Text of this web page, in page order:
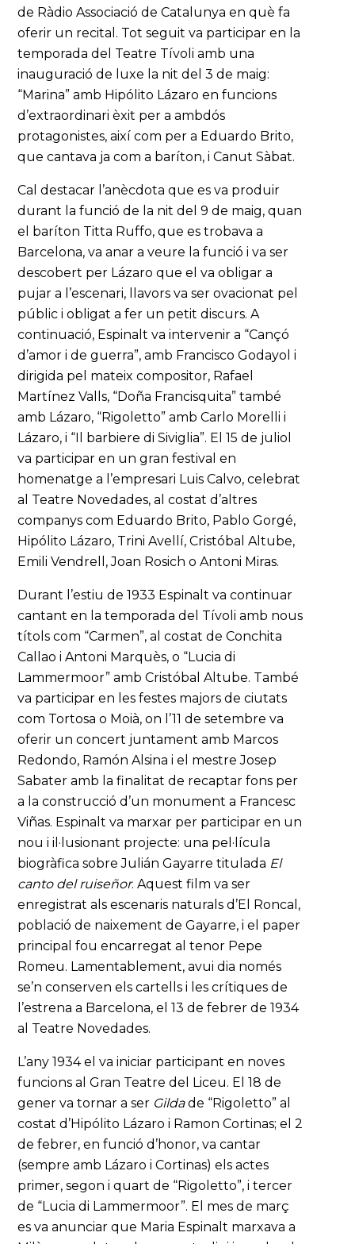
de Ràdio Associació de Catalunya en què fa
oferir un recital. Tot seguit va participar en la
temporada del Teatre Tívoli amb una
inauguració de luxe la nit del 3 de maig:
“Marina” amb Hipólito Lázaro en funcions
d’extraordinari èxit per a ambdós
protagonistes, així com per a Eduardo Brito,
que cantava ja com a baríton, i Canut Sàbat.
Cal destacar l’anècdota que es va produir
durant la funció de la nit del 9 de maig, quan
el baríton Titta Ruffo, que es trobava a
Barcelona, va anar a veure la funció i va ser
descobert per Lázaro que el va obligar a
pujar a l’escenari, llavors va ser ovacionat pel
públic i obligat a fer un petit discurs. A
continuació, Espinalt va intervenir a “Cançó
d’amor i de guerra”, amb Francisco Godayol i
dirigida pel mateix compositor, Rafael
Martínez Valls, “Doña Francisquita” també
amb Lázaro, “Rigoletto” amb Carlo Morelli i
Lázaro, i “Il barbiere di Siviglia”. El 15 de juliol
va participar en un gran festival en
homenatge a l’empresari Luis Calvo, celebrat
al Teatre Novedades, al costat d’altres
companys com Eduardo Brito, Pablo Gorgé,
Hipólito Lázaro, Trini Avellí, Cristóbal Altube,
Emili Vendrell, Joan Rosich o Antoni Miras.
Durant l’estiu de 1933 Espinalt va continuar
cantant en la temporada del Tívoli amb nous
títols com “Carmen”, al costat de Conchita
Callao i Antoni Marquès, o “Lucia di
Lammermoor” amb Cristóbal Altube. També
va participar en les festes majors de ciutats
com Tortosa o Moià, on l’11 de setembre va
oferir un concert juntament amb Marcos
Redondo, Ramón Alsina i el mestre Josep
Sabater amb la finalitat de recaptar fons per
a la construcció d’un monument a Francesc
Viñas. Espinalt va marxar per participar en un
nou i il·lusionant projecte: una pel·lícula
biogràfica sobre Julián Gayarre titulada El
canto del ruiseñor. Aquest film va ser
enregistrat als escenaris naturals d’El Roncal,
població de naixement de Gayarre, i el paper
principal fou encarregat al tenor Pepe
Romeu. Lamentablement, avui dia només
se’n conserven els cartells i les crítiques de
l’estrena a Barcelona, el 13 de febrer de 1934
al Teatre Novedades.
L’any 1934 el va iniciar participant en noves
funcions al Gran Teatre del Liceu. El 18 de
gener va tornar a ser Gildade “Rigoletto” al
costat d’Hipólito Lázaro i Ramon Cortinas; el 2
de febrer, en funció d’honor, va cantar
(sempre amb Lázaro i Cortinas) els actes
primer, segon i quart de “Rigoletto”, i tercer
de “Lucia di Lammermoor”. El mes de març
es va anunciar que Maria Espinalt marxava a